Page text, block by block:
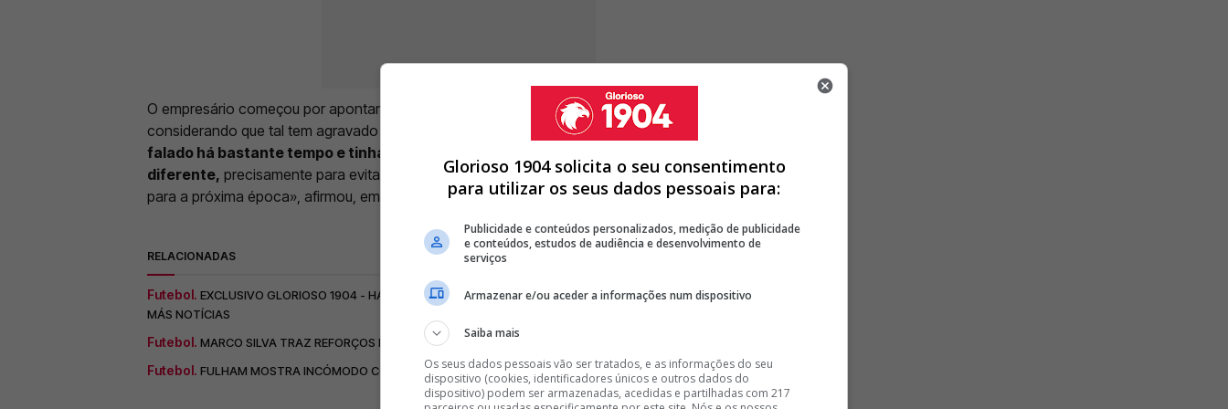
O empresário começou por apontar falhas na comunicação da estrutura liderada por
considerando que tal tem agravado o ambiente entre os adeptos:"Rui Costa já devia ter
falado há bastante tempo e tinha de ter antecipado a situação de uma forma
diferente, precisamente para evitar aquilo que todos os sócios sentem perante uma incerteza
para a próxima época», afirmou, em entrevista ao 'Notícias ao Minuto'.
RELACIONADAS
Futebol. EXCLUSIVO GLORIOSO 1904 - HARRY WILSON CONTINUA A SER APONTADO AO BENFICA, MAS HÁ
MÁS NOTÍCIAS
Futebol. MARCO SILVA TRAZ REFORÇOS DO FULHAM PARA O BENFICA; SAIBA TUDO
Futebol. FULHAM MOSTRA INCÓMODO COM A IDA DE MARCO SILVA PARA O BENFICA: “DISSE QUE…”
Glorioso 1904 solicita o seu consentimento
para utilizar os seus dados pessoais para:
Publicidade e conteúdos personalizados, medição de publicidade
e conteúdos, estudos de audiência e desenvolvimento de
serviços
Armazenar e/ou aceder a informações num dispositivo
Saiba mais
Os seus dados pessoais vão ser tratados, e as informações do seu
dispositivo (cookies, identificadores únicos e outros dados do
dispositivo) podem ser armazenadas, acedidas e partilhadas com 217